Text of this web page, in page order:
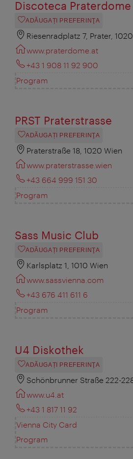
Discoteca Praterdome
ADĂUGAȚI PREFERINŢA
Riesenradplatz 7, Prater,
www.praterdome.at
+43 1 908 11 92 900
Program
PRST Praterstrasse
ADĂUGAȚI PREFERINŢA
Praterstraße 18, 1020 Wien
www.praterstrasse.wien
+43 664 999 151 30
Program
Sass Music Club
ADĂUGAȚI PREFERINŢA
Karlsplatz 1, 1010 Wien
www.sassvienna.com
+43 676 411 611 6
Program
U4 Diskothek
ADĂUGAȚI PREFERINŢA
Schönbrunner Straße 222-
www.u4.at
+43 1 817 11 92
Vienna City Card
Program